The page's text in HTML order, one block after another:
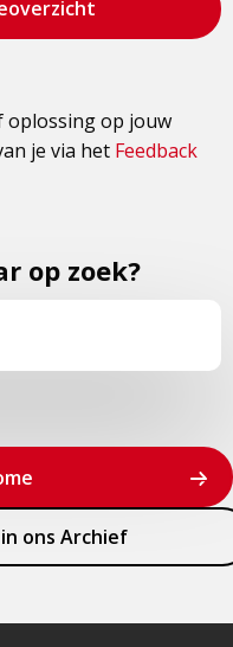
oplossing op jouw
je via het Feedback
op zoek?
ons Archief